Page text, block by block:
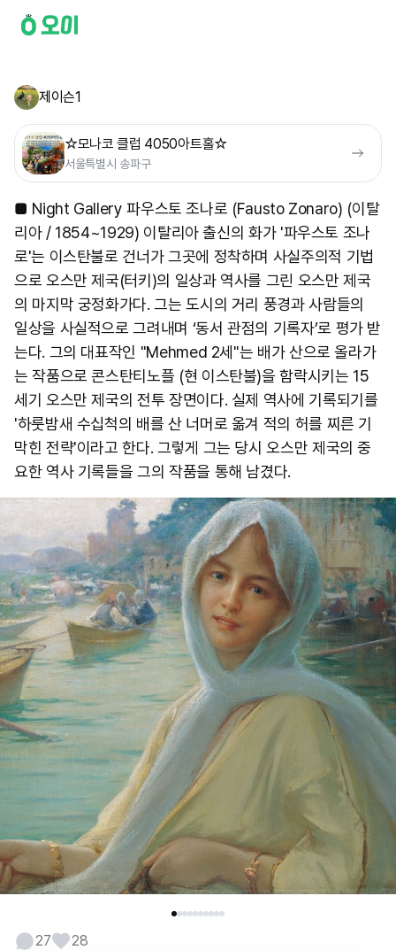
제이슨1
☆모나코 클럽 4050아트홀☆
서울특별시 송파구
■ Night Gallery 파우스토 조나로 (Fausto Zonaro) (이탈
리아 / 1854~1929) 이탈리아 출신의 화가 '파우스토 조나
로'는 이스탄불로 건너가 그곳에 정착하며 사실주의적 기법
으로 오스만 제국(터키)의 일상과 역사를 그린 오스만 제국
의 마지막 궁정화가다. 그는 도시의 거리 풍경과 사람들의
일상을 사실적으로 그려내며 ‘동서 관점의 기록자’로 평가 받
는다. 그의 대표작인 "Mehmed 2세"는 배가 산으로 올라가
는 작품으로 콘스탄티노플 (현 이스탄불)을 함락시키는 15
세기 오스만 제국의 전투 장면이다. 실제 역사에 기록되기를
'하룻밤새 수십척의 배를 산 너머로 옮겨 적의 허를 찌른 기
막힌 전략'이라고 한다. 그렇게 그는 당시 오스만 제국의 중
요한 역사 기록들을 그의 작품을 통해 남겼다.
27 28